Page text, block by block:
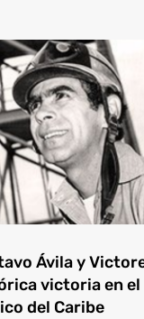
Ávila y
victoria en
del Caribe